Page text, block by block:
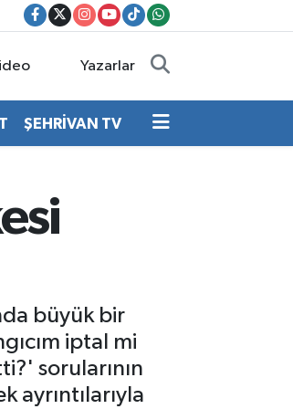
Yazarlar
ŞEHRİVAN TV
büyük bir
iptal mi
sorularının
ayrıntılarıyla